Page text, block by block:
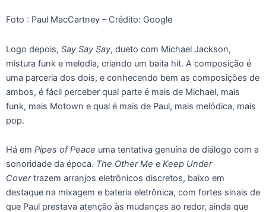
Foto : Paul MacCartney – Crédito: Google
Logo depois, Say Say Say, dueto com Michael Jackson,
mistura funk e melodia, criando um baita hit. A composição é
uma parceria dos dois, e conhecendo bem as composições de
ambos, é fácil perceber qual parte é mais de Michael, mais
funk, mais Motown e qual é mais de Paul, mais melódica, mais
pop.
Há em Pipes of Peace uma tentativa genuína de diálogo com a
sonoridade da época. The Other Me e Keep Under
Covertrazem arranjos eletrônicos discretos, baixo em
destaque na mixagem e bateria eletrônica, com fortes sinais de
que Paul prestava atenção às mudanças ao redor, ainda que